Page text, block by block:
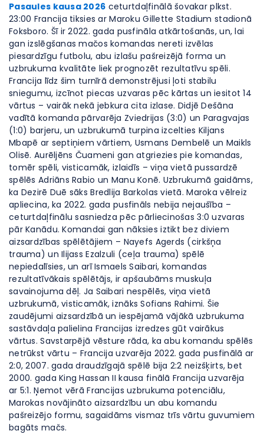
Pasaules kausa 2026 ceturtdaļfinālā šovakar plkst.
23:00 Francija tiksies ar Maroku Gillette Stadium stadionā
Foksboro. Šī ir 2022. gada pusfināla atkārtošanās, un, lai
gan izslēgšanas mačos komandas nereti izvēlas
piesardzīgu futbolu, abu izlašu pašreizējā forma un
uzbrukuma kvalitāte liek prognozēt rezultatīvu spēli.
Francija līdz šim turnīrā demonstrējusi ļoti stabilu
sniegumu, izcīnot piecas uzvaras pēc kārtas un iesitot 14
vārtus – vairāk nekā jebkura cita izlase. Didjē Dešāna
vadītā komanda pārvarēja Zviedrijas (3:0) un Paragvajas
(1:0) barjeru, un uzbrukumā turpina izcelties Kiljans
Mbapē ar septiņiem vārtiem, Usmans Dembelē un Maikls
Olisē. Aurēljēns Čuameni gan atgriezies pie komandas,
tomēr spēli, visticamāk, izlaidīs – viņa vietā pussardzē
spēlēs Adriāns Rabio un Manu Konē. Uzbrukumā gaidāms,
ka Dezirē Duē sāks Bredlija Barkolas vietā. Maroka vēlreiz
apliecina, ka 2022. gada pusfināls nebija nejaušība –
ceturtdaļfinālu sasniedza pēc pārliecinošas 3:0 uzvaras
pār Kanādu. Komandai gan nāksies iztikt bez diviem
aizsardzības spēlētājiem – Nayefs Agerds (cirkšņa
trauma) un Ilijass Ezalzuli (ceļa trauma) spēlē
nepiedalīsies, un arī Ismaels Saibari, komandas
rezultatīvākais spēlētājs, ir apšaubāms muskuļa
savainojuma dēļ. Ja Saibari nespēlēs, viņa vietā
uzbrukumā, visticamāk, iznāks Sofians Rahimi. Šie
zaudējumi aizsardzībā un iespējamā vājākā uzbrukuma
sastāvdaļa palielina Francijas izredzes gūt vairākus
vārtus. Savstarpējā vēsture rāda, ka abu komandu spēlēs
netrūkst vārtu – Francija uzvarēja 2022. gada pusfinālā ar
2:0, 2007. gada draudzīgajā spēlē bija 2:2 neizšķirts, bet
2000. gada King Hassan II kausa finālā Francija uzvarēja
ar 5:1. Ņemot vērā Francijas uzbrukuma potenciālu,
Marokas novājināto aizsardzību un abu komandu
pašreizējo formu, sagaidāms vismaz trīs vārtu guvumiem
bagāts mačs.